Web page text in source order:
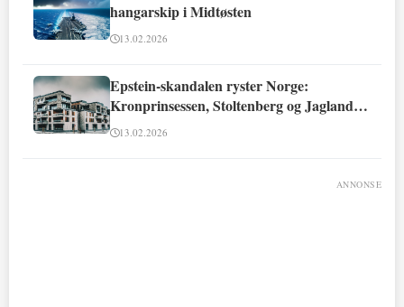
hangarskip i Midtøsten
13.02.2026
Epstein-skandalen ryster Norge:
Kronprinsessen, Stoltenberg og Jagland
involvert
13.02.2026
ANNONSE